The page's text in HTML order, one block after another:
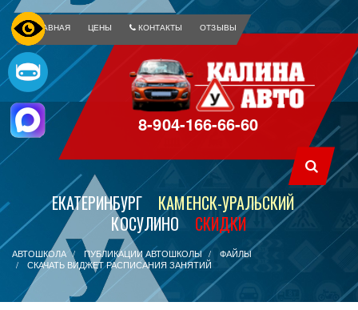
ГЛАВНАЯ ЦЕНЫ КОНТАКТЫ ОТЗЫВЫ
8-904-166-66-60
ЕКАТЕРИНБУРГ
КАМЕНСК-УРАЛЬСКИЙ
КОСУЛИНО
СКИДКИ
АВТОШКОЛА ПУБЛИКАЦИИ АВТОШКОЛЫ
ФАЙЛЫ
СКАЧАТЬ ВИДЖЕТ РАСПИСАНИЯ ЗАНЯТИЙ